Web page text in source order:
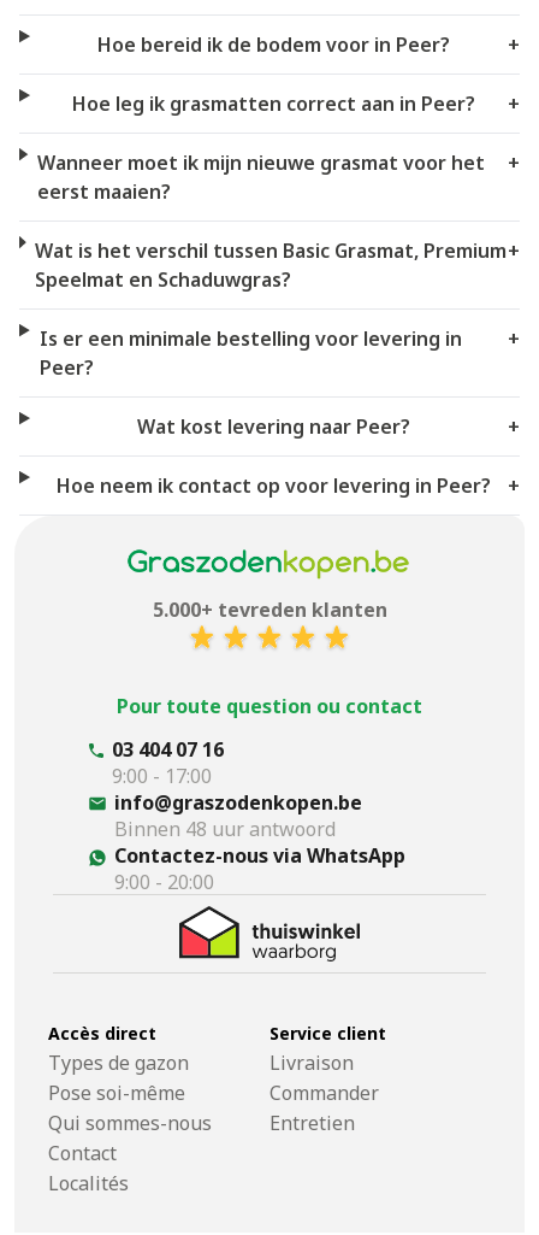
Hoe bereid ik de bodem voor in Peer? +
Hoe leg ik grasmatten correct aan in Peer? +
Wanneer moet ik mijn nieuwe grasmat voor het
eerst maaien?
+
Wat is het verschil tussen Basic Grasmat, Premium
Speelmat en Schaduwgras?
+
Is er een minimale bestelling voor levering in
Peer?
+
Wat kost levering naar Peer? +
Hoe neem ik contact op voor levering in Peer? +
5.000+ tevreden klanten
Pour toute question ou contact
03 404 07 16
9:00 - 17:00
info@graszodenkopen.be
Binnen 48 uur antwoord
Contactez-nous via WhatsApp
9:00 - 20:00
Accès direct
Types de gazon
Pose soi-même
Qui sommes-nous
Contact
Localités
Service client
Livraison
Commander
Entretien